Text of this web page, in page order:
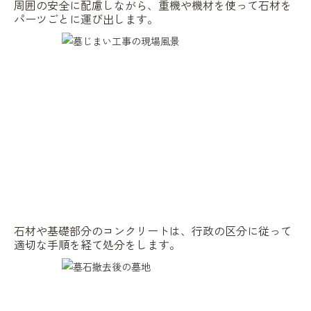
周囲の安全に配慮しながら、重機や機材を使って石材を
パーツごとに運び出します。
石材や基礎部分のコンクリートは、行政の区分に従って
適切な手順を経て処分をします。